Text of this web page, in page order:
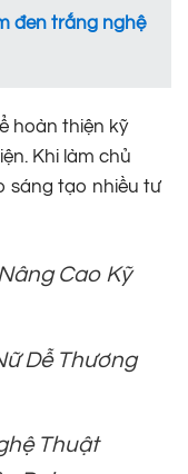
đen trắng nghệ
hoàn thiện kỹ
Khi làm chủ
sáng tạo nhiều tư
Cao Kỹ
Dễ Thương
Thuật